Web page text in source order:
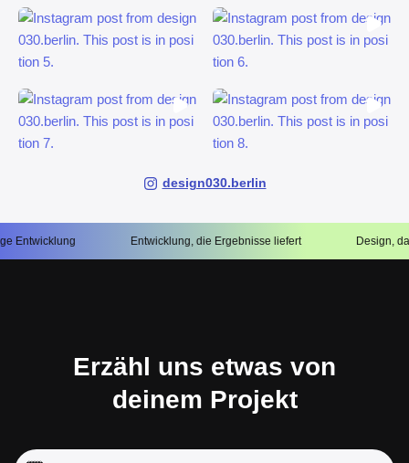
design030.berlin
Entwicklung, die Ergebnisse liefert Design, das Ihr
Erzähl uns etwas von
deinem Projekt